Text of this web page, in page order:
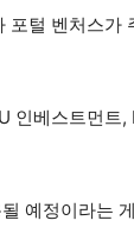
포털 벤처스가
인베스트먼트
예정이라는